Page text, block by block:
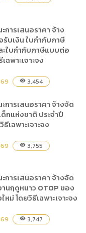
การเสนอราคา จ้าง
รับเงิน ใบกำกับภาษี
ใบกำกับภาษีแบบต่อ
ฉพาะเจาะจง
visibility 3,454
การเสนอราคา จ้างจัด
กแห่งชาติ ประจำปี
เฉพาะเจาะจง
visibility 3,755
การเสนอราคา จ้างจัด
นฤดูหนาว OTOP ของ
หม่ โดยวิธีเฉพาะเจาะจง
visibility 3,747